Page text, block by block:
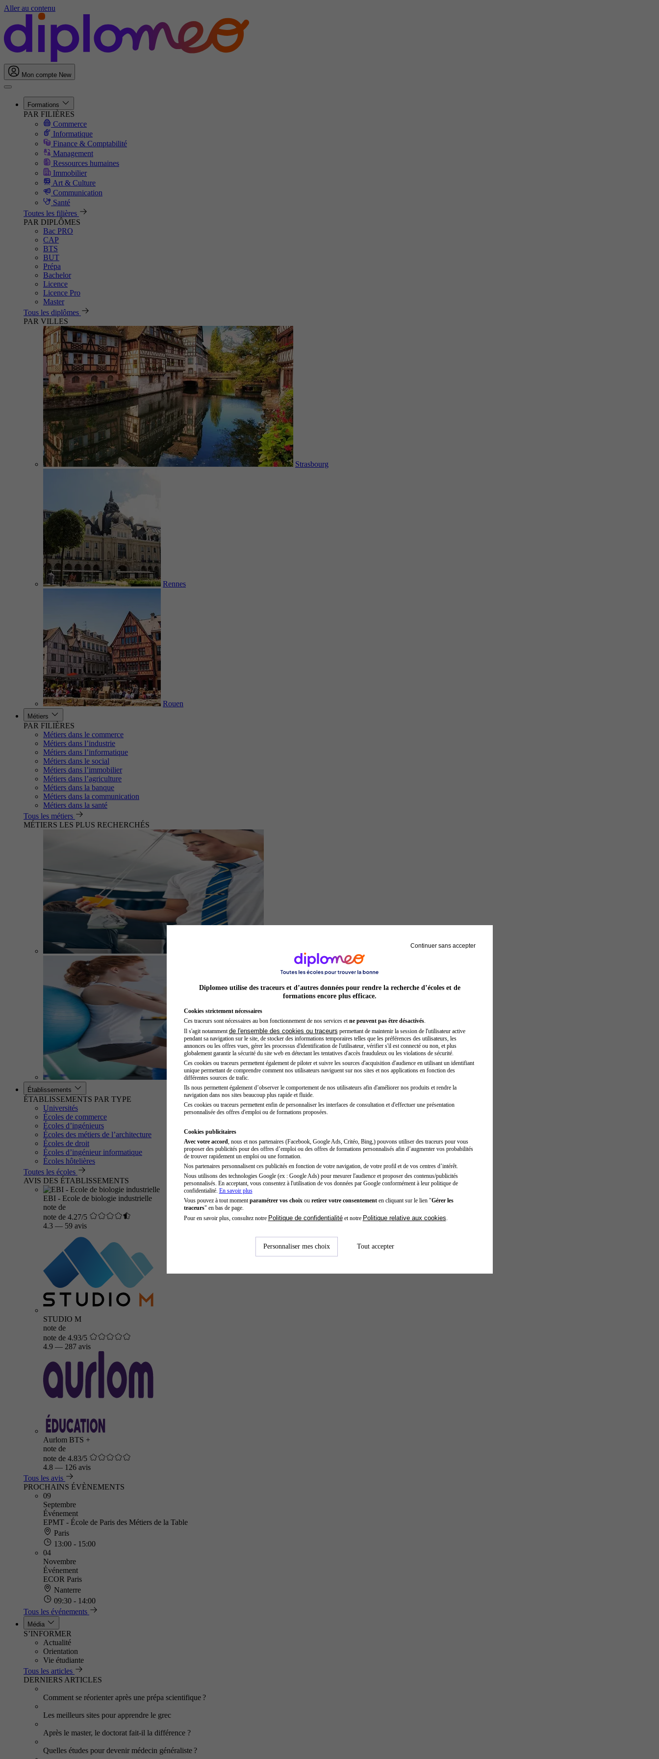
Aller au contenu
Mon compte New
Formations
PAR FILIÈRES
Commerce
Informatique
Finance & Comptabilité
Management
Ressources humaines
Immobilier
Art & Culture
Communication
Santé
Toutes les filières
PAR DIPLÔMES
Bac PRO
CAP
BTS
BUT
Prépa
Bachelor
Licence
Licence Pro
Master
Tous les diplômes
PAR VILLES
Strasbourg
Rennes
Rouen
Métiers
PAR FILIÈRES
Métiers dans le commerce
Métiers dans l’industrie
Métiers dans l’informatique
Métiers dans le social
Métiers dans l’immobilier
Métiers dans l’agriculture
Métiers dans la banque
Métiers dans la communication
Métiers dans la santé
Tous les métiers
MÉTIERS LES PLUS RECHERCHÉS
Hôtesse de l'air steward
Établissements
ÉTABLISSEMENTS PAR TYPE
Universités
Écoles de commerce
Écoles d’ingénieurs
Écoles des métiers de l’architecture
Écoles de droit
Écoles d’ingénieur informatique
Écoles hôtelières
Toutes les écoles
AVIS DES ÉTABLISSEMENTS
EBI - Ecole de biologie industrielle
note de
note de 4.27/5
4.3 — 59 avis
STUDIO M
note de
note de 4.93/5
4.9 — 287 avis
Aurlom BTS +
note de
note de 4.83/5
4.8 — 126 avis
Tous les avis
PROCHAINS ÉVÈNEMENTS
09
Septembre
Événement
EPMT - École de Paris des Métiers de la Table
Paris
13:00 - 15:00
04
Novembre
Événement
ECOR Paris
Nanterre
09:30 - 14:00
Tous les événements
Média
S’INFORMER
Actualité
Orientation
Vie étudiante
Tous les articles
DERNIERS ARTICLES
Comment se réorienter après une prépa scientifique ?
Les meilleurs sites pour apprendre le grec
Après le master, le doctorat fait-il la différence ?
Quelles études pour devenir médecin généraliste ?
Continuer sans accepter
Diplomeo utilise des traceurs et d’autres données pour rendre la recherche d’écoles et de
formations encore plus efficace.
Cookies strictement nécessaires
Ces traceurs sont nécessaires au bon fonctionnement de nos services et ne peuvent pas être désactivés.
Il s'agit notamment de l'ensemble des cookies ou traceurs permettant de maintenir la session de l'utilisateur active
pendant sa navigation sur le site, de stocker des informations temporaires telles que les préférences des utilisateurs, les
annonces ou les offres vues, gérer les processus d'identification de l'utilisateur, vérifier s'il est connecté ou non, et plus
globalement garantir la sécurité du site web en détectant les tentatives d'accès frauduleux ou les violations de sécurité.
Ces cookies ou traceurs permettent également de piloter et suivre les sources d'acquisition d'audience en utilisant un identifiant
unique permettant de comprendre comment nos utilisateurs naviguent sur nos sites et nos applications en fonction des
différentes sources de trafic.
Ils nous permettent également d’observer le comportement de nos utilisateurs afin d'améliorer nos produits et rendre la
navigation dans nos sites beaucoup plus rapide et fluide.
Ces cookies ou traceurs permettent enfin de personnaliser les interfaces de consultation et d'effectuer une présentation
personnalisée des offres d'emploi ou de formations proposées.
Cookies publicitaires
Avec votre accord , nous et nos partenaires (Facebook, Google Ads, Critéo, Bing,) pouvons utiliser des traceurs pour vous
proposer des publicités pour des offres d’emploi ou des offres de formations personnalisés afin d’augmenter vos probabilités
de trouver rapidement un emploi ou une formation.
Nos partenaires personnalisent ces publicités en fonction de votre navigation, de votre profil et de vos centres d’intérêt.
Nous utilisons des technologies Google (ex : Google Ads) pour mesurer l'audience et proposer des contenus/publicités
personnalisés. En acceptant, vous consentez à l'utilisation de vos données par Google conformément à leur politique de
confidentialité. En savoir plus
Vous pouvez à tout moment paramétrer vos choixou retirer votre consentementen cliquant sur le lien "Gérer les
traceurs" en bas de page.
Pour en savoir plus, consultez notre Politique de confidentialitéet notre Politique relative aux cookies
Personnaliser mes choix Tout accepter